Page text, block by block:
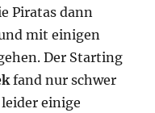
Piratas dann
mit einigen
Der Starting
fand nur schwer
einige